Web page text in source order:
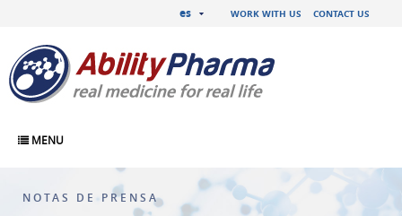
WORK WITH US CONTACT US
es
MENU
NOTAS DE PRENSA